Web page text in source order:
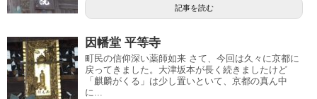
記事を読む
因幡堂 平等寺
町民の信仰深い薬師如来 さて、今回は久々に京都に
戻ってきました。大津坂本が長く続きましたけど
「麒麟がくる」は少し置いといて、京都の真ん中
に...